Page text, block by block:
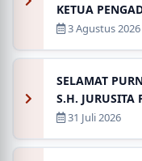
KETUA
3 Agustus 2026
SELAMAT
S.H. JURUSITA
31 Juli 2026